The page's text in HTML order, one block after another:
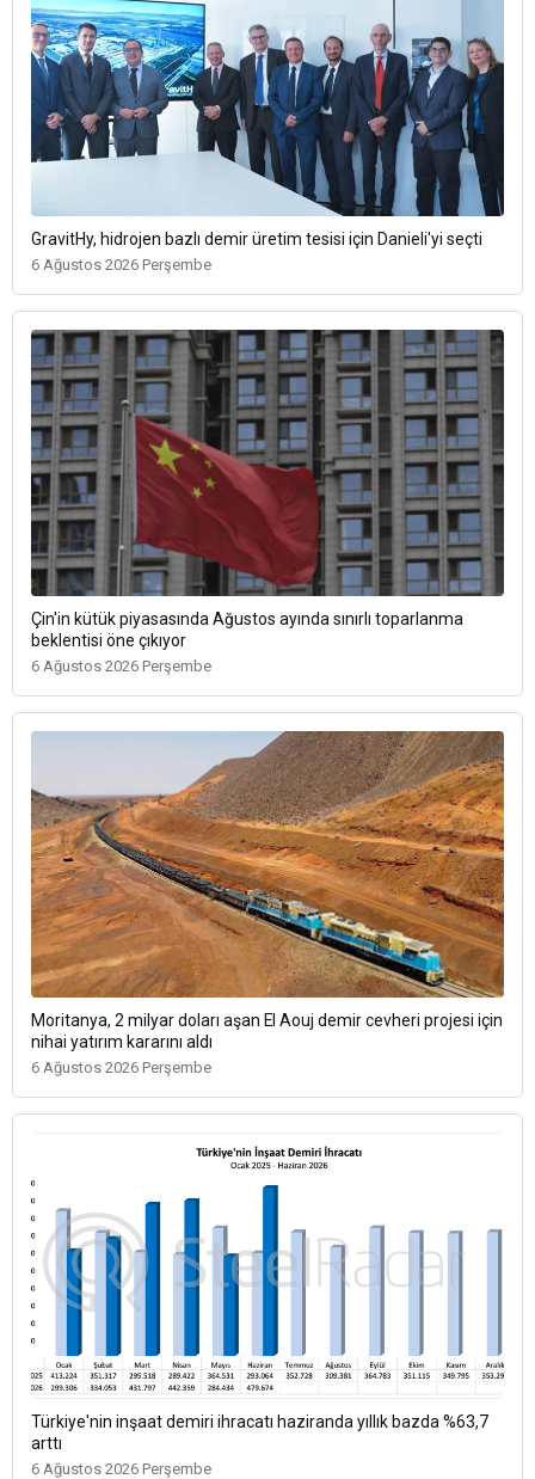
GravitHy, hidrojen bazlı demir üretim tesisi için Danieli'yi seçti
6 Ağustos 2026 Perşembe
Çin'in kütük piyasasında Ağustos ayında sınırlı toparlanma
beklentisi öne çıkıyor
6 Ağustos 2026 Perşembe
Moritanya, 2 milyar doları aşan El Aouj demir cevheri projesi için
nihai yatırım kararını aldı
6 Ağustos 2026 Perşembe
Türkiye'nin inşaat demiri ihracatı haziranda yıllık bazda %63,7
arttı
6 Ağustos 2026 Perşembe